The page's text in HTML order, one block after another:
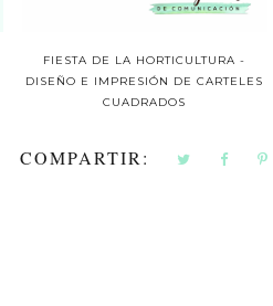
FIESTA DE LA HORTICULTURA -
DISEÑO E IMPRESIÓN DE CARTELES
CUADRADOS
COMPARTIR: